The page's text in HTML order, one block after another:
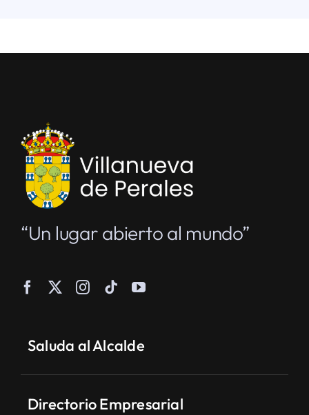
“Un lugar abierto al mundo”
Saluda al Alcalde
Directorio Empresarial